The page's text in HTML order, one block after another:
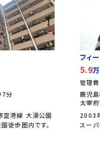
7分
空港線 大濠公園
徒歩圏内です。
フィ
5.9
管理
鹿児
太宰
2003
スーパ